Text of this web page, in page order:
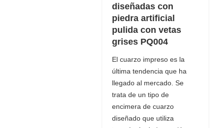
diseñadas con
piedra artificial
pulida con vetas
grises PQ004
El cuarzo impreso es la
última tendencia que ha
llegado al mercado. Se
trata de un tipo de
encimera de cuarzo
diseñado que utiliza